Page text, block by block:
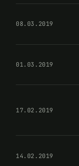
08.03.2019
01.03.2019
17.02.2019
14.02.2019